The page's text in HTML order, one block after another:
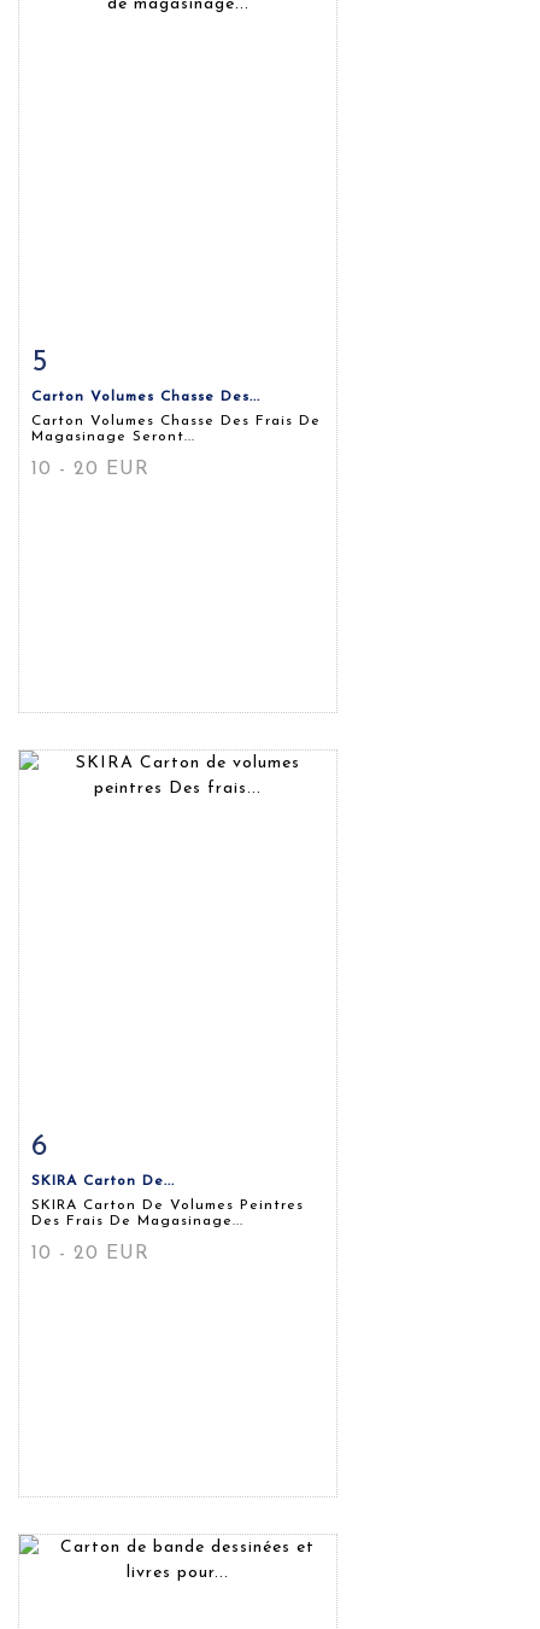
Fiche détaillée
5
Carton Volumes Chasse Des...
Carton Volumes Chasse Des Frais De
Magasinage Seront...
10 - 20 EUR
Fiche détaillée
6
SKIRA Carton De...
SKIRA Carton De Volumes Peintres
Des Frais De Magasinage...
10 - 20 EUR